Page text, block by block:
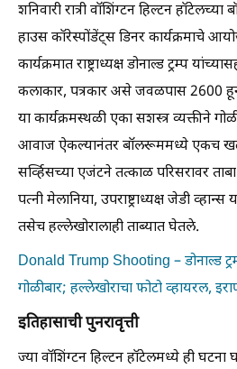
शनिवारी रात्री वॉशिंग्टन हिल्टन
हाउस कॉरेस्पोंडेंट्स डिनर कार्यक्रमाचे
कार्यक्रमात राष्ट्राध्यक्ष डोनाल्ड ट्रम्प
कलाकार, पत्रकार असे जवळपास 2600
या कार्यक्रमस्थळी एका सशस्त्र व्यक्तीने
आवाज ऐकल्यानंतर बॉलरूममध्ये एकच
सर्व्हिसच्या एजंटने तत्काळ परिसरावर
पत्नी मेलानिया, उपराष्ट्राध्यक्ष जेडी
तसेच हल्लेखोरालाही ताब्यात घेतले.
Donald Trump Shooting – डोनाल्ड
गोळीबार; हल्लेखोराचा फोटो व्हायरल,
इतिहासाची पुनरावृत्ती
ज्या वॉशिंग्टन हिल्टन हॉटेलमध्ये ही घटना